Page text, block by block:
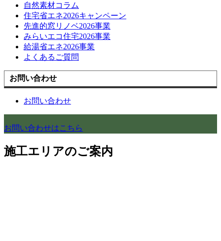
自然素材コラム
住宅省エネ2026キャンペーン
先進的窓リノベ2026事業
みらいエコ住宅2026事業
給湯省エネ2026事業
よくあるご質問
お問い合わせ
お問い合わせ
お問い合わせはこちら
施工エリアのご案内